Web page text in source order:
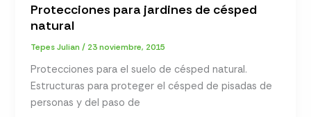
Protecciones para jardines de césped
natural
Tepes Julian/ 23 noviembre, 2015
Protecciones para el suelo de césped natural.
Estructuras para proteger el césped de pisadas de
personas y del paso de